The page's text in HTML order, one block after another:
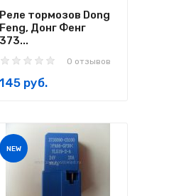
Реле тормозов Dong
Feng, Донг Фенг
373...
0 отзывов
145 руб.
NEW